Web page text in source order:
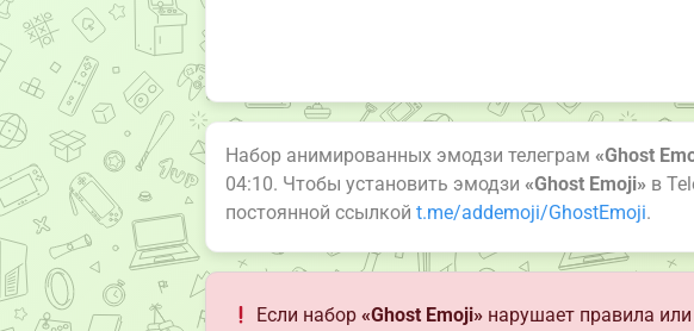
Набор анимированных эмодзи телеграм «Ghost
04:10. Чтобы установить эмодзи «Ghost Emoji» в
постоянной ссылкой t.me/addemoji/GhostEmoji.
Если набор«Ghost Emoji» нарушает правила